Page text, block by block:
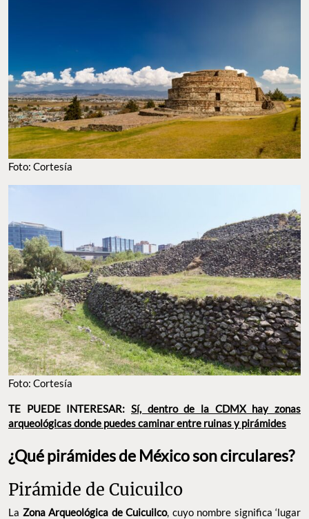
Foto: Cortesía
Foto: Cortesía
TE PUEDE INTERESAR: Sí, dentro de la CDMX hay zonas
arqueológicas donde puedes caminar entre ruinas y pirámides
¿Qué pirámides de México son circulares?
Pirámide de Cuicuilco
La Zona Arqueológica de Cuicuilco, cuyo nombre significa ‘lugar